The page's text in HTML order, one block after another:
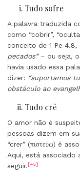
i. Tudo sofre
A palavra traduzida
como “cobrir”,
conceito de 1 Pe 4.8,
pecados”– ou seja,
havia usado essa
dizer: “suportamos
obstáculo ao
ii. Tudo crê
O amor não é
pessoas dizem em
“crer” (πιστεύω) é
Aqui, está
seguir.[45]